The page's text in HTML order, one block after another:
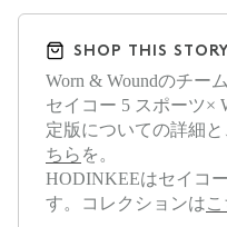
SHOP THIS STORY
Worn & Woundのチー
セイコー 5 スポーツ×
定版についての詳細
ちら を。
HODINKEEはセイコ
す。コレクションは